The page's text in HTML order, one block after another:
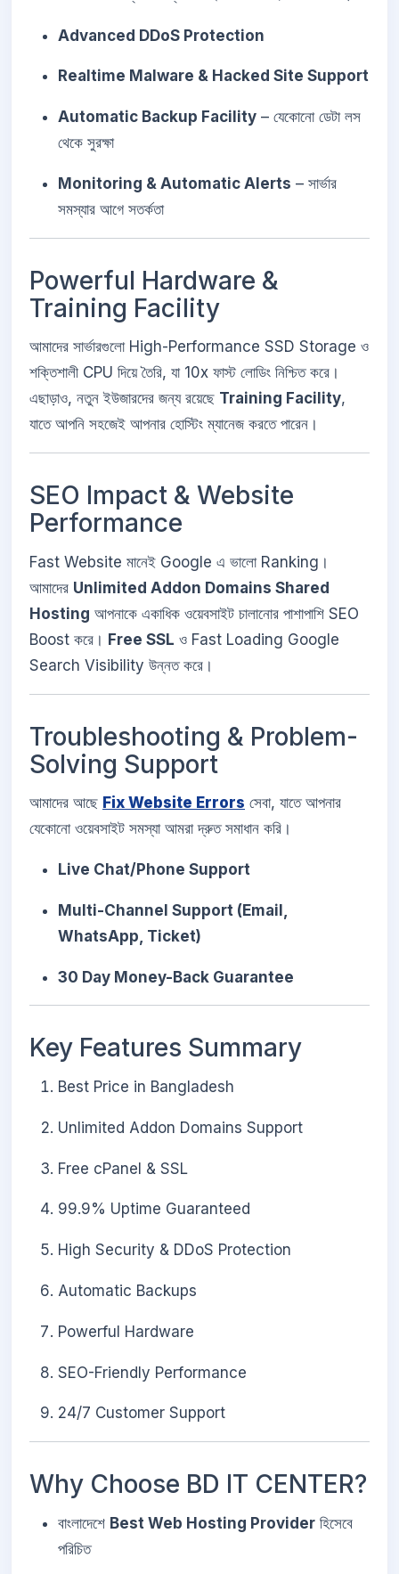
Advanced DDoS Protection
Realtime Malware & Hacked Site Support
Automatic Backup Facility – যেকোনো ডেটা লস
থেকে সুরক্ষা
Monitoring & Automatic Alerts – সার্ভার
সমস্যার আগে সতর্কতা
Powerful Hardware &
Training Facility
আমাদের সার্ভারগুলো High-Performance SSD Storage ও
শক্তিশালী CPU দিয়ে তৈরি, যা 10x ফাস্ট লোডিং নিশ্চিত করে।
এছাড়াও, নতুন ইউজারদের জন্য রয়েছে Training Facility,
যাতে আপনি সহজেই আপনার হোস্টিং ম্যানেজ করতে পারেন।
SEO Impact & Website
Performance
Fast Website মানেই Google এ ভালো Ranking।
আমাদের Unlimited Addon Domains Shared
Hosting আপনাকে একাধিক ওয়েবসাইট চালানোর পাশাপাশি SEO
Boost করে। Free SSL ও Fast Loading Google
Search Visibility উন্নত করে।
Troubleshooting & Problem-
Solving Support
আমাদের আছে Fix Website Errors সেবা, যাতে আপনার
যেকোনো ওয়েবসাইট সমস্যা আমরা দ্রুত সমাধান করি।
Live Chat/Phone Support
Multi-Channel Support (Email,
WhatsApp, Ticket)
30 Day Money-Back Guarantee
Key Features Summary
Best Price in Bangladesh
Unlimited Addon Domains Support
Free cPanel & SSL
99.9% Uptime Guaranteed
High Security & DDoS Protection
Automatic Backups
Powerful Hardware
SEO-Friendly Performance
24/7 Customer Support
Why Choose BD IT CENTER?
বাংলাদেশে Best Web Hosting Provider হিসেবে
পরিচিত